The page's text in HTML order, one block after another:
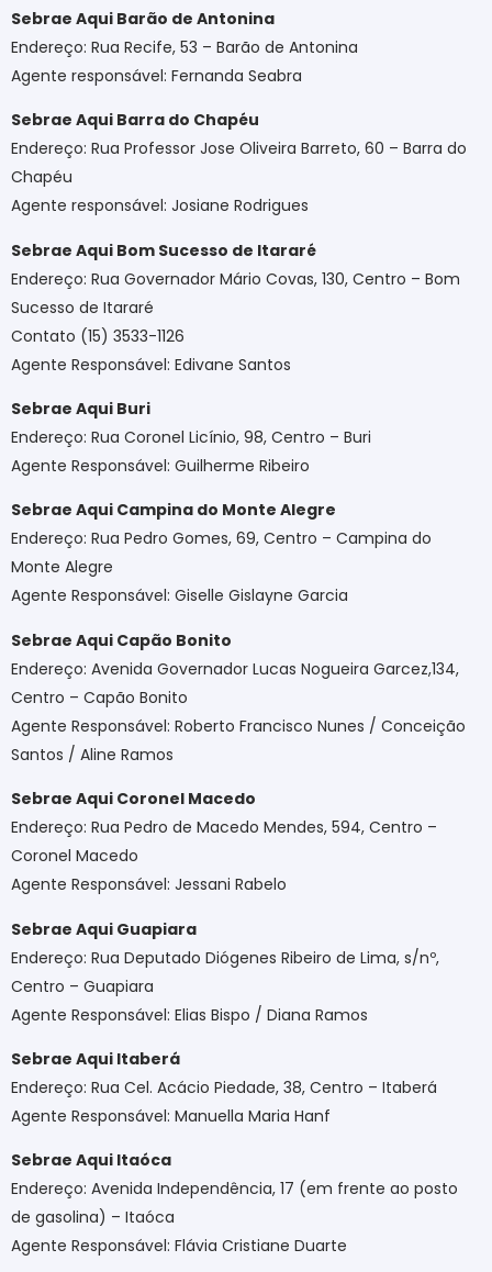
Sebrae Aqui Barão de Antonina
Endereço: Rua Recife, 53 – Barão de Antonina
Agente responsável: Fernanda Seabra
Sebrae Aqui Barra do Chapéu
Endereço: Rua Professor Jose Oliveira Barreto, 60 – Barra do
Chapéu
Agente responsável: Josiane Rodrigues
Sebrae Aqui Bom Sucesso de Itararé
Endereço: Rua Governador Mário Covas, 130, Centro – Bom
Sucesso de Itararé
Contato (15) 3533-1126
Agente Responsável: Edivane Santos
Sebrae Aqui Buri
Endereço: Rua Coronel Licínio, 98, Centro – Buri
Agente Responsável: Guilherme Ribeiro
Sebrae Aqui Campina do Monte Alegre
Endereço: Rua Pedro Gomes, 69, Centro – Campina do
Monte Alegre
Agente Responsável: Giselle Gislayne Garcia
Sebrae Aqui Capão Bonito
Endereço: Avenida Governador Lucas Nogueira Garcez,134,
Centro – Capão Bonito
Agente Responsável: Roberto Francisco Nunes / Conceição
Santos / Aline Ramos
Sebrae Aqui Coronel Macedo
Endereço: Rua Pedro de Macedo Mendes, 594, Centro –
Coronel Macedo
Agente Responsável: Jessani Rabelo
Sebrae Aqui Guapiara
Endereço: Rua Deputado Diógenes Ribeiro de Lima, s/nº,
Centro – Guapiara
Agente Responsável: Elias Bispo / Diana Ramos
Sebrae Aqui Itaberá
Endereço: Rua Cel. Acácio Piedade, 38, Centro – Itaberá
Agente Responsável: Manuella Maria Hanf
Sebrae Aqui Itaóca
Endereço: Avenida Independência, 17 (em frente ao posto
de gasolina) – Itaóca
Agente Responsável: Flávia Cristiane Duarte